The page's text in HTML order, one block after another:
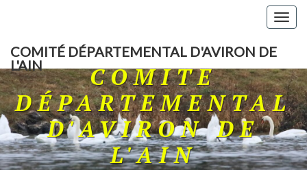
COMITÉ DÉPARTEMENTAL D'AVIRON DE
L'AIN
COMITÉ
DÉPARTEMENTAL
D'AVIRON DE
L'AIN